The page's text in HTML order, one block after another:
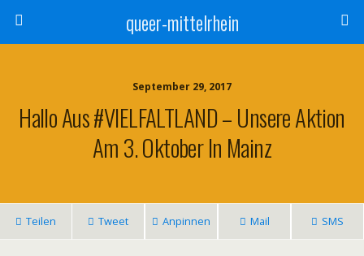
queer-mittelrhein
September 29, 2017
Hallo Aus #VIELFALTLAND – Unsere Aktion
Am 3. Oktober In Mainz
Teilen Tweet Anpinnen Mail SMS